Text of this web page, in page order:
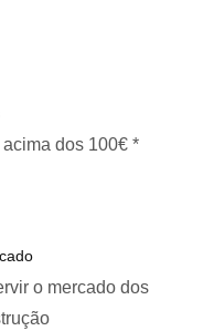
dos 100€ *
o mercado dos